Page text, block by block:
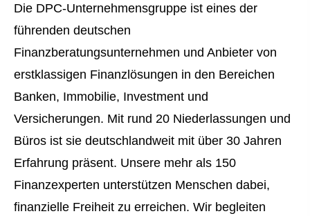
Die DPC-Unternehmensgruppe ist eines der
führenden deutschen
Finanzberatungsunternehmen und Anbieter von
erstklassigen Finanzlösungen in den Bereichen
Banken, Immobilie, Investment und
Versicherungen. Mit rund 20 Niederlassungen und
Büros ist sie deutschlandweit mit über 30 Jahren
Erfahrung präsent. Unsere mehr als 150
Finanzexperten unterstützen Menschen dabei,
finanzielle Freiheit zu erreichen. Wir begleiten